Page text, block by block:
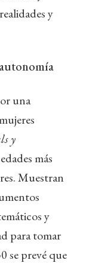
y
una
y
más
Muestran
y
para tomar
se prevé que